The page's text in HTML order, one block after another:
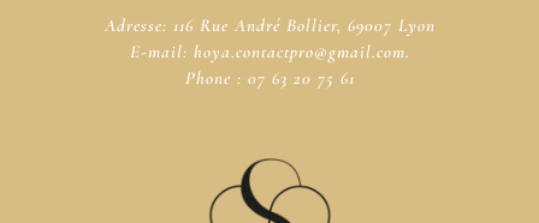
Adresse: 116 Rue André Bollier, 69007 Lyon
E-mail: hoya.contactpro@gmail.com.
Phone : 07 63 20 75 61